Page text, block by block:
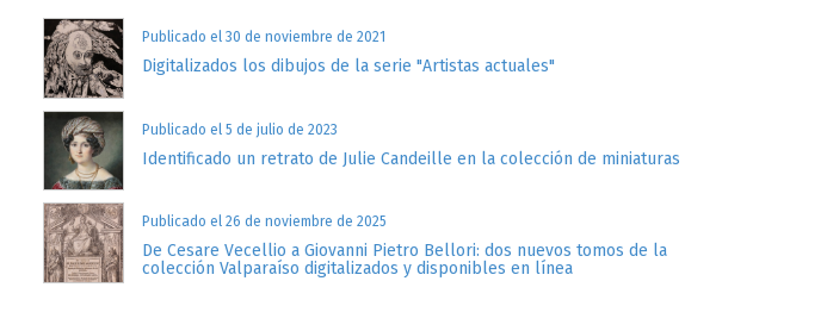
Publicado el 30 de noviembre de 2021
Digitalizados los dibujos de la serie "Artistas actuales"
Publicado el 5 de julio de 2023
Identificado un retrato de Julie Candeille en la colección de miniaturas
Publicado el 26 de noviembre de 2025
De Cesare Vecellio a Giovanni Pietro Bellori: dos nuevos tomos de la
colección Valparaíso digitalizados y disponibles en línea